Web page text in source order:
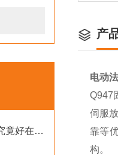
QT电动执行器比传统执行器究竟好在哪？
产
电动
Q947
伺服
靠等
构。